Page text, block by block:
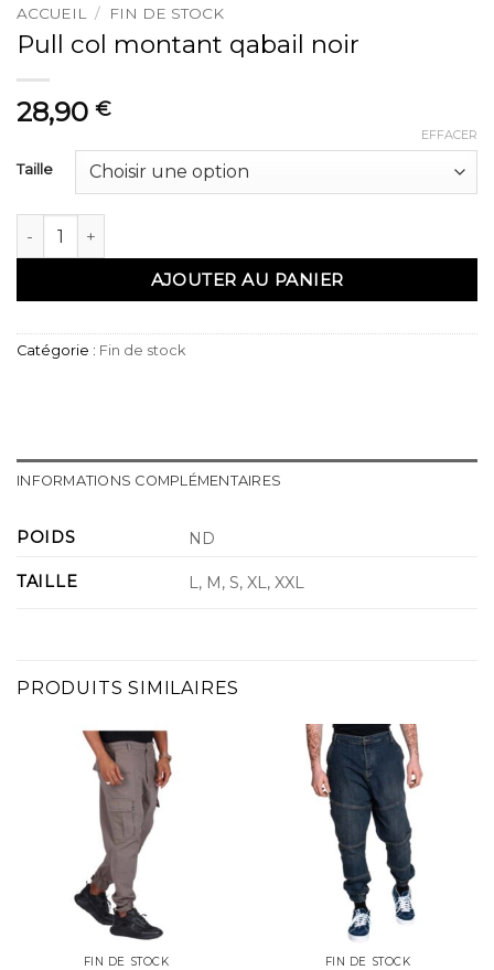
ACCUEIL / FIN DE STOCK
Pull col montant qabail noir
28,90 €
Taille
EFFACER
quantité de Pull col montant qabail noir
AJOUTER AU PANIER
Catégorie : Fin de stock
INFORMATIONS COMPLÉMENTAIRES
POIDS ND
TAILLE L, M, S, XL, XXL
PRODUITS SIMILAIRES
FIN DE STOCK FIN DE STOCK